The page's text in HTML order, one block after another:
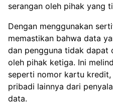
serangan oleh pihak yang
Dengan menggunakan
memastikan bahwa data
dan pengguna tidak dapat
oleh pihak ketiga. Ini
seperti nomor kartu
pribadi lainnya dari
data.